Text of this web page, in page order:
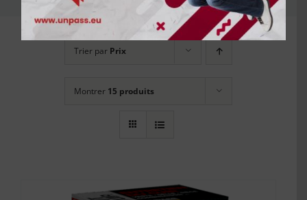
Trier par Prix
Montrer 15 produits